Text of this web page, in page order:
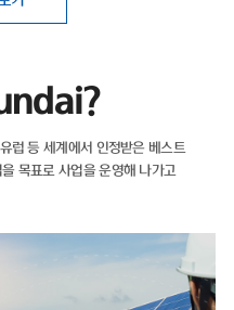
상환 능력이 높고, 장래 급격한 환경
업을 영위해 왔으며, 총차입금보다
금 기조를 유지하고 있다.재무 건전
해마다 개선되고 있다. ▲2021년
▲2024년 22.75%를 기록
수준을 유지했다.HD현대에너지솔루
했다. 같은 기간 영업이익은 95억
.이후 2023년 매출 5461억 원, 2024
됐으나, 지난해 반등을 보였다.
럽 등 세계에서 인정받은 베스트
목표로 사업을 운영해 나가고